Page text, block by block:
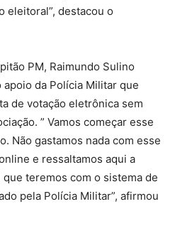
eleitoral”, destacou o
PM, Raimundo Sulino
da Polícia Militar que
de votação eletrônica sem
” Vamos começar esse
Não gastamos nada com esse
e ressaltamos aqui a
teremos com o sistema de
pela Polícia Militar”, afirmou